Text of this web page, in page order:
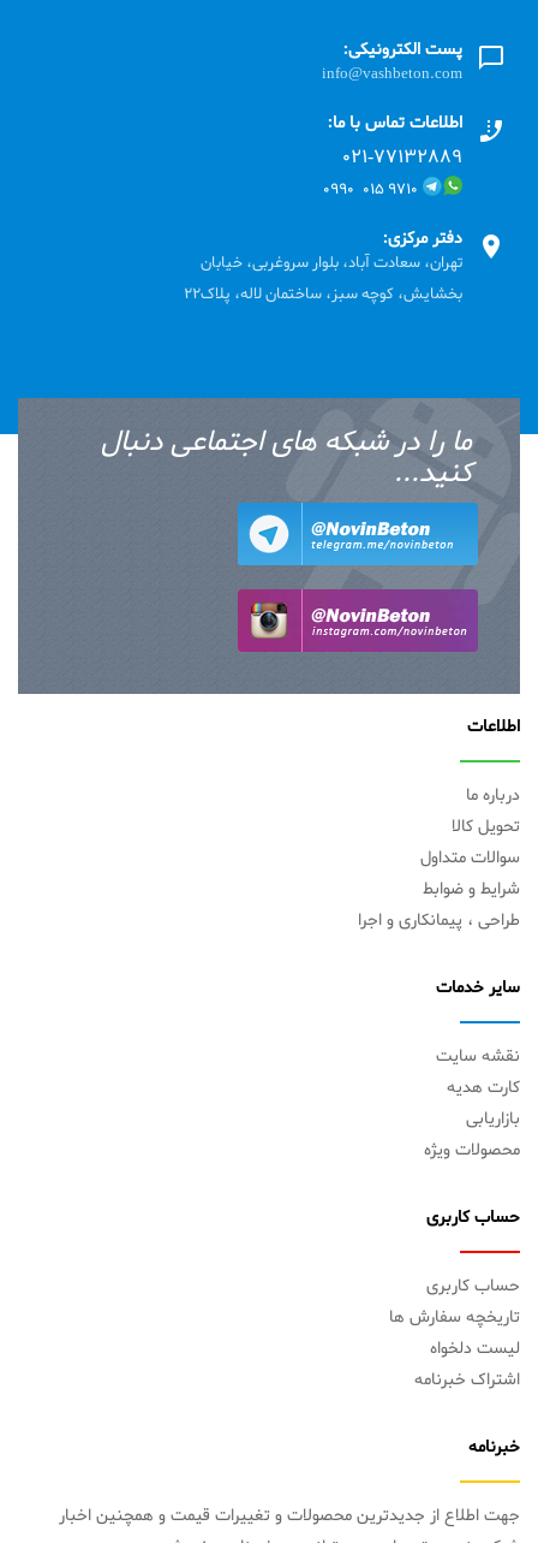
پست الکترونیکی:
info@vashbeton.com
اطلاعات تماس با ما:
۰۲۱-۷۷۱٣۲۸۸۹
۹۷۱۰ ۰۱۵ ۰۹۹۰
دفتر مرکزی:
تهران، سعادت آباد، بلوار سروغربی، خیابان
بخشایش، کوچه سبز، ساختمان لاله، پلاک22
ما را در شبکه های اجتماعی دنبال
کنید...
اطلاعات
درباره ما
تحویل کالا
سوالات متداول
شرایط و ضوابط
طراحی ، پیمانکاری و اجرا
سایر خدمات
نقشه سایت
کارت هدیه
بازاریابی
محصولات ویژه
حساب کاربری
حساب کاربری
تاریخچه سفارش ها
لیست دلخواه
اشتراک خبرنامه
خبرنامه
جهت اطلاع از جدیدترین محصولات و تغییرات قیمت و همچنین اخبار